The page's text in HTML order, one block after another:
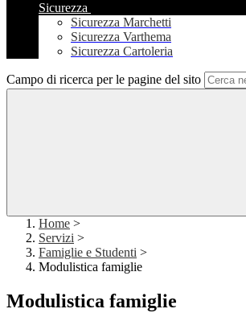
Sicurezza
Sicurezza Marchetti
Sicurezza Varthema
Sicurezza Cartoleria
Campo di ricerca per le pagine del sito
Home >
Servizi >
Famiglie e Studenti >
Modulistica famiglie
Modulistica famiglie